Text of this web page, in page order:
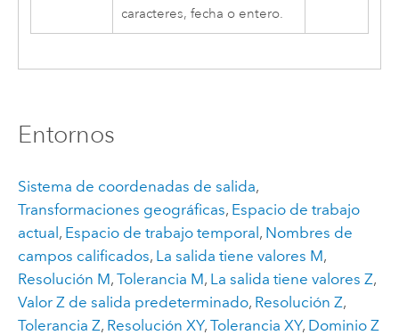
caracteres, fecha o entero.
Entornos
Sistema de coordenadas de salida,
Transformaciones geográficas, Espacio de trabajo
actual , Espacio de trabajo temporal , Nombres de
campos calificados, La salida tiene valores M,
Resolución M, Tolerancia M, La salida tiene valores Z,
Valor Z de salida predeterminado, Resolución Z,
Tolerancia Z, Resolución XY, Tolerancia XY, Dominio Z